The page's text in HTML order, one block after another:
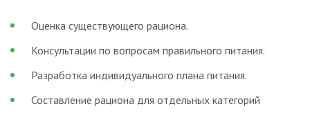
Оценка существующего рациона.
Консультации по вопросам правильного питания.
Разработка индивидуального плана питания.
Составление рациона для отдельных категорий